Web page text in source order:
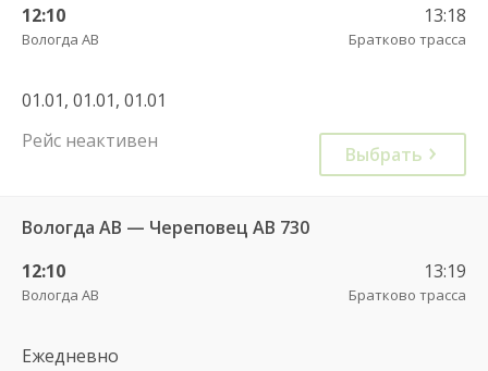
12:10
Вологда АВ
13:18
Братково трасса
01.01, 01.01, 01.01
Рейс неактивен
Выбрать
Вологда АВ — Череповец АВ 730
12:10
Вологда АВ
13:19
Братково трасса
Ежедневно